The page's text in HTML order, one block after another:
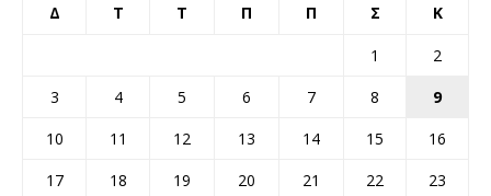
Δ Τ Τ Π Π Σ Κ
1
2
3
4 5 6 7 8
9
10
11 12 13 14 15
16
17
18 19 20 21 22
23